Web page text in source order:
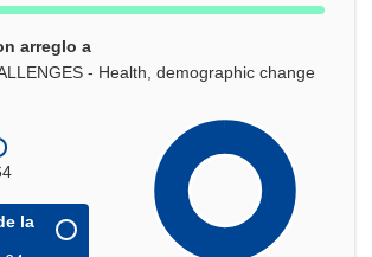
arreglo a
- Health, demographic change
la